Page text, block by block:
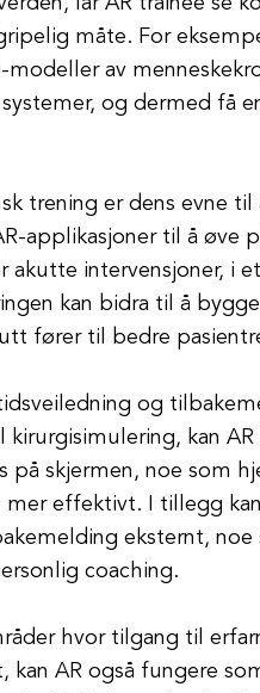
måte. For
modeller av
og dermed få
trening er dens evne til
applikasjoner til å øve
akutte intervensjoner, i
kan bidra til å
fører til bedre
og
kan AR
på skjermen, noe som
mer effektivt. I tillegg
eksternt, noe
coaching.
hvor tilgang til
kan AR også fungere